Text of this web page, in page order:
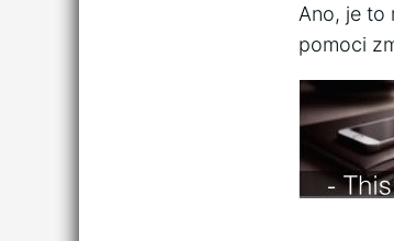
Ano, je to
pomoci